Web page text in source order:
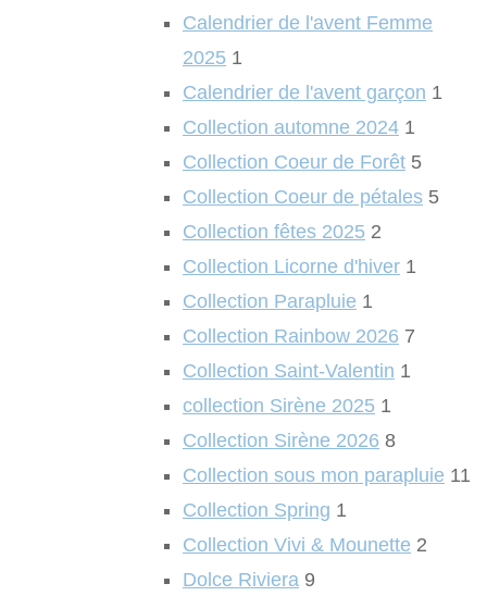
Calendrier de l'avent Femme
2025 1
Calendrier de l'avent garçon 1
Collection automne 2024 1
Collection Coeur de Forêt 5
Collection Coeur de pétales 5
Collection fêtes 2025 2
Collection Licorne d'hiver 1
Collection Parapluie 1
Collection Rainbow 2026 7
Collection Saint-Valentin 1
collection Sirène 2025 1
Collection Sirène 2026 8
Collection sous mon parapluie 11
Collection Spring 1
Collection Vivi & Mounette 2
Dolce Riviera 9